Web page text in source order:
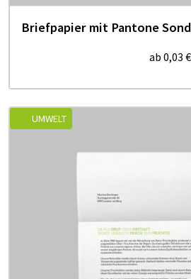
Briefpapier mit Pantone
ab 0,03 €
UMWELT